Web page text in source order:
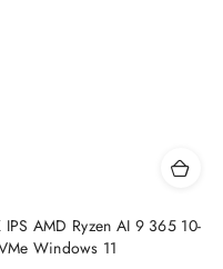
AMD Ryzen AI 9 365 10-
Windows 11